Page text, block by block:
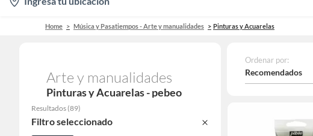
icon
Home Música y Pasatiempos - Arte y manualidades Pinturas y Acuarelas
Arte y manualidades
Pinturas y Acuarelas - pebeo
Resultados (89)
Filtro seleccionado
Ordenar por:
Recomendados